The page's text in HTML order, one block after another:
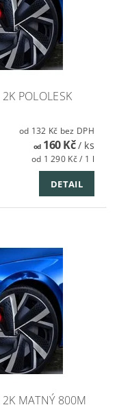
POLOLESK
od 132 Kč bez DPH
od160 Kč/ ks
od 1 290 Kč / 1 l
DETAIL
MATNÝ 800M